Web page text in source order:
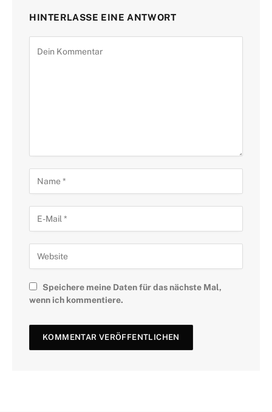
HINTERLASSE EINE ANTWORT
Speichere meine Daten für das nächste Mal,
wenn ich kommentiere.